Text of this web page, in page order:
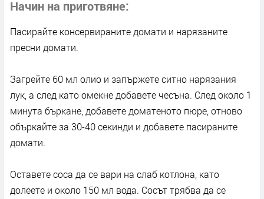
Начин на приготвяне
Пасирайте консервираните домати и нарязаните
пресни домати.
Загрейте 60 мл олио и запържете ситно нарязания
лук, а след като омекне добавете чесъна. След около 1
минута бъркане, добавете доматеното пюре, отново
объркайте за 30-40 секинди и добавете пасираните
домати.
Оставете соса да се вари на слаб котлона, като
долеете и около 150 мл вода. Сосът трябва да се